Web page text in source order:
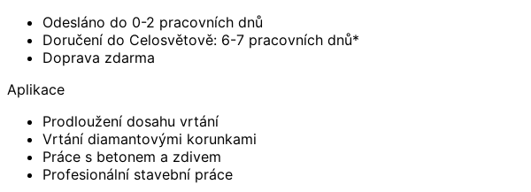
Odesláno do 0-2 pracovních dnů
Doručení do Celosvětově: 6-7 pracovních dnů*
Doprava zdarma
Aplikace
Prodloužení dosahu vrtání
Vrtání diamantovými korunkami
Práce s betonem a zdivem
Profesionální stavební práce